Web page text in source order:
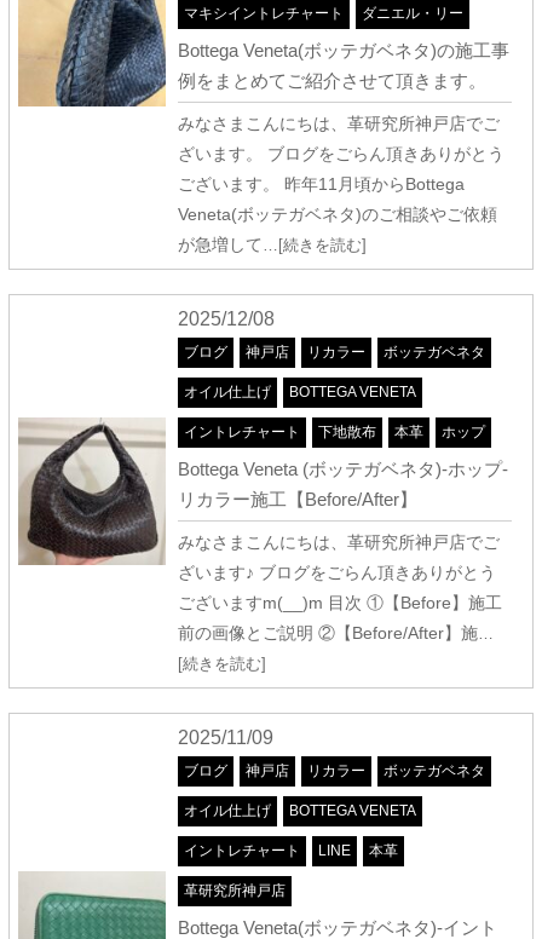
マキシイントレチャート ダニエル・リー
Bottega Veneta(ボッテガベネタ)の施工事
例をまとめてご紹介させて頂きます。
みなさまこんにちは、革研究所神戸店でご
ざいます。 ブログをごらん頂きありがとう
ございます。 昨年11月頃からBottega
Veneta(ボッテガベネタ)のご相談やご依頼
が急増して …[続きを読む]
2025/12/08
ブログ 神戸店 リカラー ボッテガベネタ
オイル仕上げ BOTTEGA VENETA
イントレチャート 下地散布 本革 ホップ
Bottega Veneta (ボッテガベネタ)-ホップ-
リカラー施工【Before/After】
みなさまこんにちは、革研究所神戸店でご
ざいます♪ ブログをごらん頂きありがとう
ございますm(__)m 目次 ①【Before】施工
前の画像とご説明 ②【Before/After】施…
[続きを読む]
2025/11/09
ブログ 神戸店 リカラー ボッテガベネタ
オイル仕上げ BOTTEGA VENETA
イントレチャート LINE 本革
革研究所神戸店
Bottega Veneta(ボッテガベネタ)-イント